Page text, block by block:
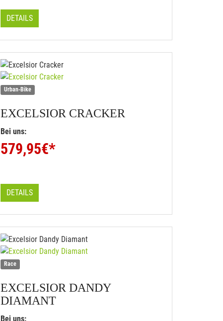
DETAILS
Urban-Bike
EXCELSIOR CRACKER
Bei uns:
579,95€*
DETAILS
Race
EXCELSIOR DANDY
DIAMANT
Bei uns: